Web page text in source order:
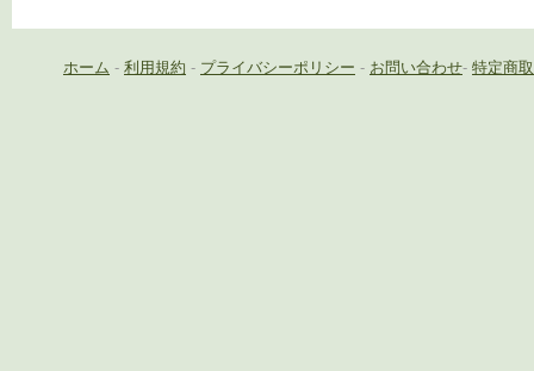
ホーム - 利用規約 - プライバシーポリシー - お問い合わせ- 特定商